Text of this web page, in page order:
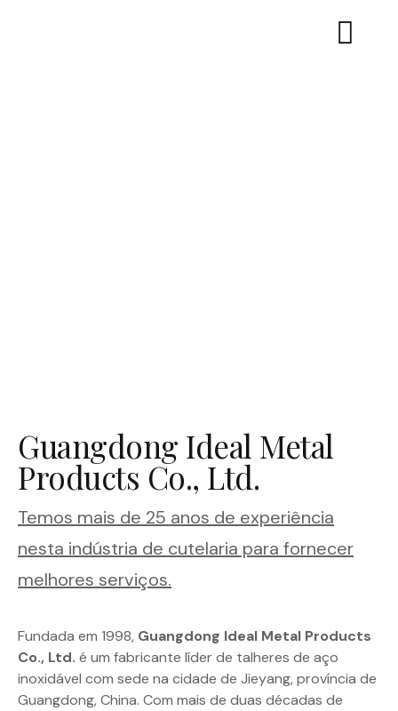
Guangdong Ideal Metal
Products Co., Ltd.
Temos mais de 25 anos de experiência
nesta indústria de cutelaria para fornecer
melhores serviços.
Fundada em 1998, Guangdong Ideal Metal Products
Co., Ltd. é um fabricante líder de talheres de aço
inoxidável com sede na cidade de Jieyang, província de
Guangdong, China. Com mais de duas décadas de